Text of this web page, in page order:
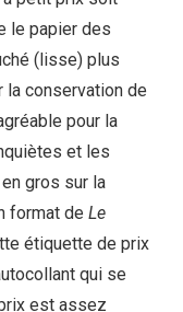
le papier des
(lisse) plus
la conservation de
pour la
et les
gros sur la
format de Le
étiquette de prix
qui se
est assez